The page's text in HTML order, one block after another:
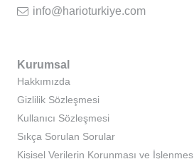
info@harioturkiye.com
Kurumsal
Hakkımızda
Gizlilik Sözleşmesi
Kullanıcı Sözleşmesi
Sıkça Sorulan Sorular
Kişisel Verilerin Korunması ve